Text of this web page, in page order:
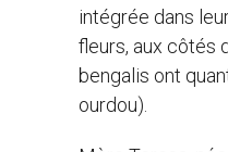
intégrée dans
fleurs, aux côtés
bengalis ont
ourdou).